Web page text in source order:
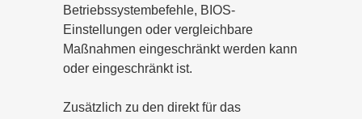
Betriebssystembefehle, BIOS-
Einstellungen oder vergleichbare
Maßnahmen eingeschränkt werden kann
oder eingeschränkt ist.
Zusätzlich zu den direkt für das